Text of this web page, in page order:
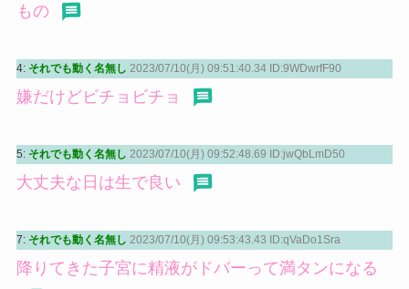
もの
4: それでも動く名無し 2023/07/10(月) 09:51:40.34 ID:9WDwrfF90
嫌だけどビチョビチョ
5: それでも動く名無し 2023/07/10(月) 09:52:48.69 ID:jwQbLmD50
大丈夫な日は生で良い
7: それでも動く名無し 2023/07/10(月) 09:53:43.43 ID:qVaDo1Sra
降りてきた子宮に精液がドバーって満タンになる